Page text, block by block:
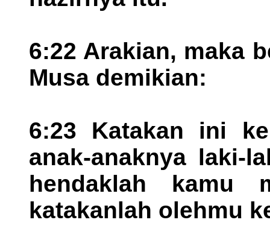
6:22 Arakian, maka
Musa demikian:
6:23 Katakan ini
anak-anaknya laki-
hendaklah kamu
katakanlah olehmu